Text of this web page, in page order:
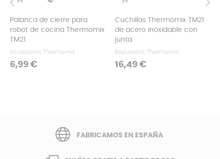
Palanca de cierre para
robot de cocina Thermomix
TM21
Accesorios Thermomix
Precio
6,99 €
Cuchillas Thermomix TM21
de acero inoxidable con
junta
Repuestos Thermomix
Precio
16,49 €
‹
FABRICAMOS EN ESPAÑA